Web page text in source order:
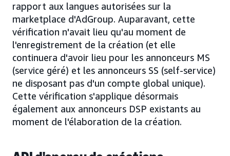
rapport aux langues autorisées sur la
marketplace d'AdGroup. Auparavant, cette
vérification n'avait lieu qu'au moment de
l'enregistrement de la création (et elle
continuera d'avoir lieu pour les annonceurs MS
(service géré) et les annonceurs SS (self-service)
ne disposant pas d'un compte global unique).
Cette vérification s'applique désormais
également aux annonceurs DSP existants au
moment de l'élaboration de la création.